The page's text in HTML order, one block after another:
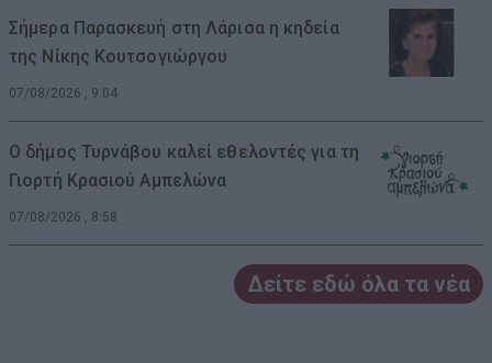
Σήμερα Παρασκευή στη Λάρισα η κηδεία
της Νίκης Κουτσογιώργου
07/08/2026 , 9:04
Ο δήμος Τυρνάβου καλεί εθελοντές για τη
Γιορτή Κρασιού Αμπελώνα
07/08/2026 , 8:58
Δείτε εδώ όλα τα νέα